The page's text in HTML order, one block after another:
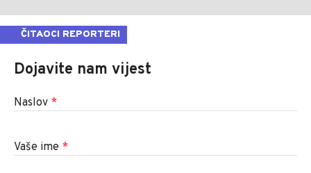
ČITAOCI REPORTERI
Dojavite nam vijest
Naslov *
Vaše ime *